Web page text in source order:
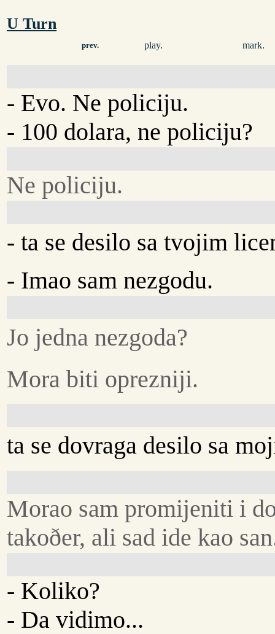
U Turn
prev. play. mark.
- Evo. Ne policiju.
- 100 dolara, ne policiju?
Ne policiju.
- ta se desilo sa tvojim
- Imao sam nezgodu.
Jo jedna nezgoda?
Mora biti oprezniji.
ta se dovraga desilo sa
Morao sam promijeniti i
takoðer, ali sad ide kao
- Koliko?
- Da vidimo...